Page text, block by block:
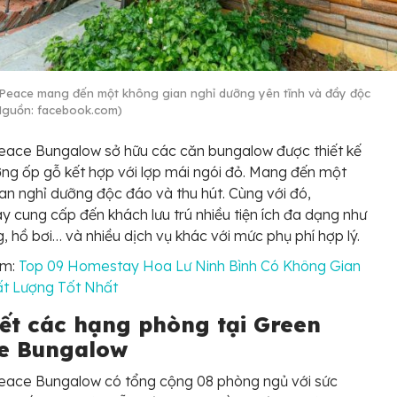
mang đến một không gian nghỉ dưỡng yên tĩnh và đầy độc
facebook.com)
Bungalow sở hữu các căn bungalow được thiết kế
ốp gỗ kết hợp với lợp mái ngói đỏ. Mang đến một
nghỉ dưỡng độc đáo và thu hút. Cùng với đó,
cung cấp đến khách lưu trú nhiều tiện ích đa dạng như
hồ bơi… và nhiều dịch vụ khác với mức phụ phí hợp lý.
Top 09 Homestay Hoa Lư Ninh Bình Có Không Gian
Lượng Tốt Nhất
các hạng phòng tại Green
Bungalow
Bungalow có tổng cộng 08 phòng ngủ với sức